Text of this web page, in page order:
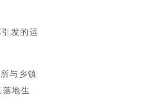
发的运
与乡镇
地生